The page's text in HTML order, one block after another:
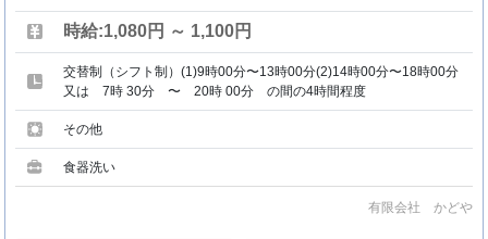
時給:1,080円 ～ 1,100円
交替制（シフト制）(1)9時00分〜13時00分(2)14時00分〜18時00分
又は 7時 30分 〜 20時 00分 の間の4時間程度
その他
食器洗い
有限会社 かどや